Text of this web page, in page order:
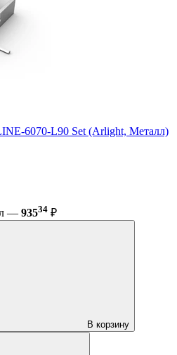
6070-L90 Set (Arlight, Металл)
— 93534 ₽
В корзину